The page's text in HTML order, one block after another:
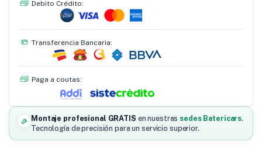
Debito Crédito:
Transferencia Bancaria:
Paga a coutas:
Montaje profesional GRATIS en nuestras sedes Batericars.
Tecnología de precisión para un servicio superior.